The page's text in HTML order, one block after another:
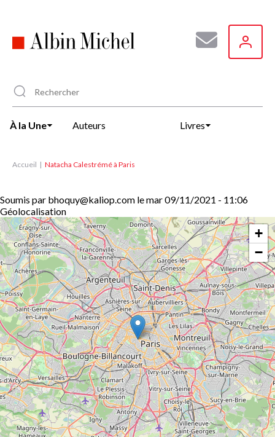
principal
À la Une Auteurs Livres
Accueil Natacha Calestrémé à Paris
Soumis par bhoquy@kaliop.com lemar 09/11/2021 - 11:06
Géolocalisation
+
−